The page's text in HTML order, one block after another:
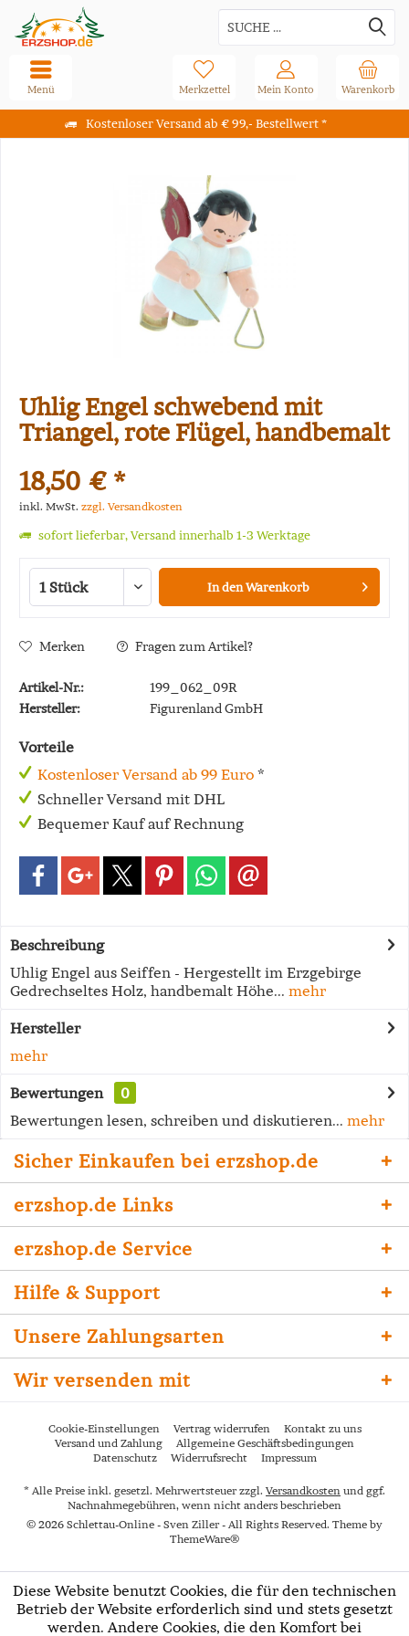
Kostenloser Versand ab € 99,- Bestellwert *
Warenkorb
Merkzettel Mein Konto
Menü
Uhlig Engel schwebend mit
Triangel, rote Flügel, handbemalt
18,50 € *
inkl. MwSt. zzgl. Versandkosten
sofort lieferbar, Versand innerhalb 1-3 Werktage
In denWarenkorb
Merken Fragen zum Artikel?
Artikel-Nr.:
199_062_09R
Hersteller:
Figurenland GmbH
Vorteile
Kostenloser Versand ab 99 Euro *
Schneller Versand mit DHL
Bequemer Kauf auf Rechnung
Beschreibung
Uhlig Engel aus Seiffen - Hergestellt im Erzgebirge
Gedrechseltes Holz, handbemalt Höhe... mehr
Hersteller
mehr
Bewertungen
0
Bewertungen lesen, schreiben und diskutieren... mehr
Sicher Einkaufen bei erzshop.de
erzshop.de Links
erzshop.de Service
Hilfe & Support
Unsere Zahlungsarten
Wir versenden mit
Cookie-Einstellungen Vertrag widerrufen
Kontakt zu uns
Versand und Zahlung
Allgemeine Geschäftsbedingungen
Datenschutz
Widerrufsrecht Impressum
* Alle Preise inkl. gesetzl. Mehrwertsteuer zzgl. Versandkosten und ggf.
Nachnahmegebühren, wenn nicht anders beschrieben
© 2026 Schlettau-Online - Sven Ziller - All Rights Reserved. Theme by
ThemeWare®
Diese Website benutzt Cookies, die für den technischen
Betrieb der Website erforderlich sind und stets gesetzt
werden. Andere Cookies, die den Komfort bei